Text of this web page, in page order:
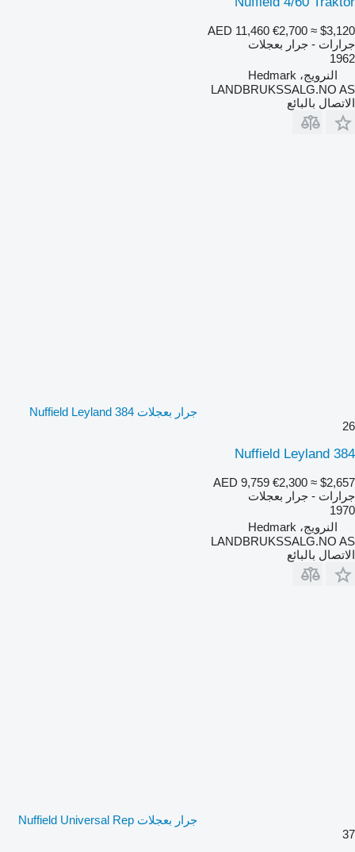
AED 11,460 €2,700 ≈ $3,120
جرارات - جرار بعجلات
1962
النرويج، Hedmark
LANDBRUKSSALG.NO AS
الاتصال بالبائع
جرار بعجلات Nuffield Leyland 384
26
Nuffield Leyland 384
AED 9,759 €2,300 ≈ $2,657
جرارات - جرار بعجلات
1970
النرويج، Hedmark
LANDBRUKSSALG.NO AS
الاتصال بالبائع
جرار بعجلات Nuffield Universal Rep
37